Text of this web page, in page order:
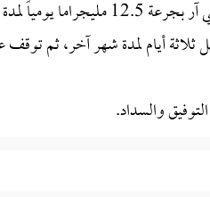
والسداد.